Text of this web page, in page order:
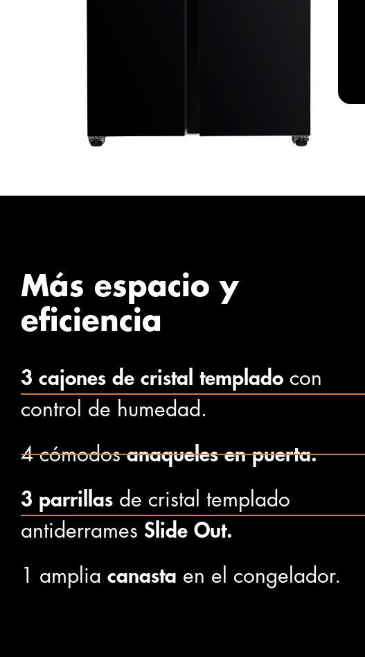
Más espacio y
eficiencia
3 cajones de cristal templado con
control de humedad.
4 cómodosanaqueles en puerta.
3 parrillas de cristal templado
antiderrames Slide Out.
1 amplia canasta en el congelador.